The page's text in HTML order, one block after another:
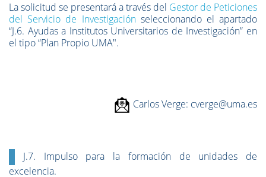
La solicitud se presentará a través del Gestor de Peticiones
del Servicio de Investigaciónseleccionando el apartado
“J.6. Ayudas a Institutos Universitarios de Investigación” en
el tipo “Plan Propio UMA".
Carlos Verge: cverge@uma.es
J.7. Impulso para la formación de unidades de
excelencia.